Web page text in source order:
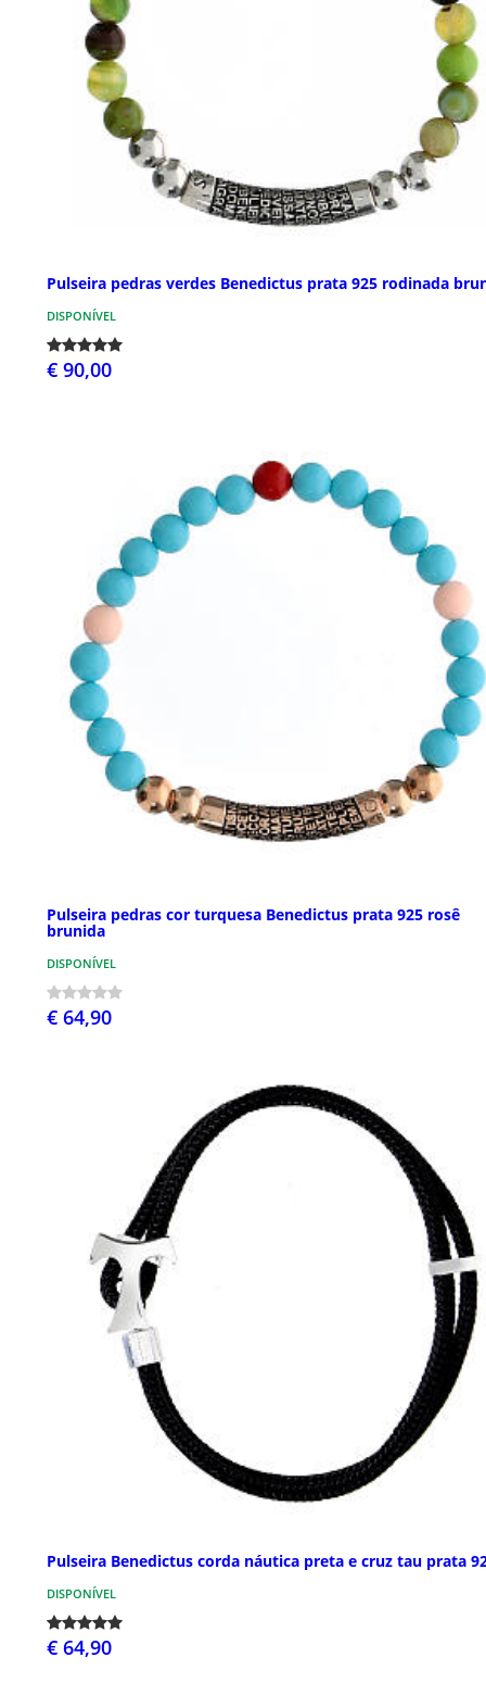
Pulseira pedras verdes Benedictus prata 925 rodinada
DISPONÍVEL
€ 90,00
Pulseira pedras cor turquesa Benedictus prata 925 rosê
brunida
DISPONÍVEL
€ 64,90
Pulseira Benedictus corda náutica preta e cruz tau prata
DISPONÍVEL
€ 64,90